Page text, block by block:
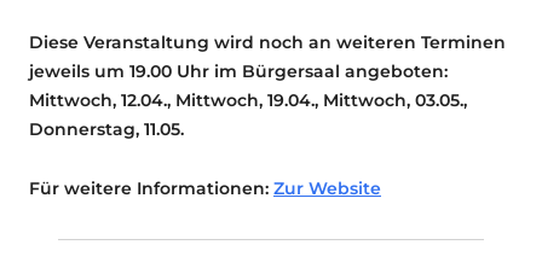
Diese Veranstaltung wird noch an weiteren Terminen
jeweils um 19.00 Uhr im Bürgersaal angeboten:
Mittwoch, 12.04., Mittwoch, 19.04., Mittwoch, 03.05.,
Donnerstag, 11.05.
Für weitere Informationen: Zur Website